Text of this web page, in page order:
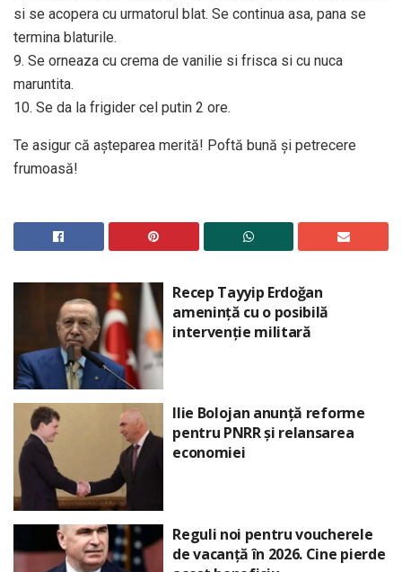
si se acopera cu urmatorul blat. Se continua asa, pana se
termina blaturile.
9. Se orneaza cu crema de vanilie si frisca si cu nuca
maruntita.
10. Se da la frigider cel putin 2 ore.
Te asigur că așteparea merită! Poftă bună și petrecere
frumoasă!
Recep Tayyip Erdoğan
amenință cu o posibilă
intervenție militară
Ilie Bolojan anunță reforme
pentru PNRR și relansarea
economiei
Reguli noi pentru voucherele
de vacanță în 2026. Cine pierde